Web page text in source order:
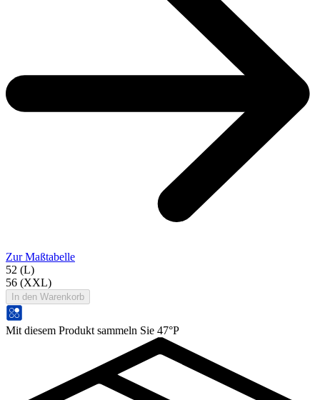
Zur Maßtabelle
52 (L)
56 (XXL)
In den Warenkorb
Mit diesem Produkt sammeln Sie 47°P